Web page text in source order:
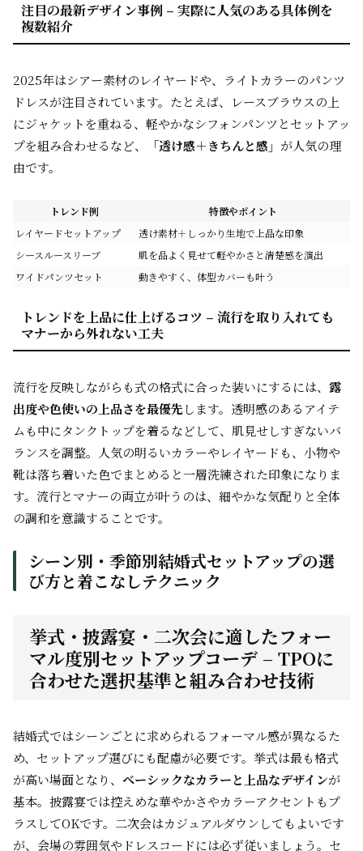
注目の最新デザイン事例 – 実際に人気のある具体例を
複数紹介
2025年はシアー素材のレイヤードや、ライトカラーのパンツ
ドレスが注目されています。たとえば、レースブラウスの上
にジャケットを重ねる、軽やかなシフォンパンツとセットアッ
プを組み合わせるなど、
「透け感＋きちんと感」 が人気の理
由です。
トレンド例
特徴やポイント
レイヤードセットアップ
透け素材＋しっかり生地で上品な印象
シースルースリーブ
肌を品よく見せて軽やかさと清楚感を演出
ワイドパンツセット
動きやすく、体型カバーも叶う
トレンドを上品に仕上げるコツ – 流行を取り入れても
マナーから外れない工夫
流行を反映しながらも式の格式に合った装いにするには、 露
出度や色使いの上品さを最優先します。透明感のあるアイテ
ムも中にタンクトップを着るなどして、肌見せしすぎないバ
ランスを調整。人気の明るいカラーやレイヤードも、小物や
靴は落ち着いた色でまとめると一層洗練された印象になりま
す。流行とマナーの両立が叶うのは、細やかな気配りと全体
の調和を意識することです。
シーン別・季節別結婚式セットアップの選
び方と着こなしテクニック
挙式・披露宴・二次会に適したフォー
マル度別セットアップコーデ – TPOに
合わせた選択基準と組み合わせ技術
結婚式ではシーンごとに求められるフォーマル感が異なるた
め、セットアップ選びにも配慮が必要です。挙式は最も格式
が高い場面となり、 ベーシックなカラーと上品なデザインが
基本。披露宴では控えめな華やかさやカラーアクセントもプ
ラスしてOKです。二次会はカジュアルダウンしてもよいです
が、会場の雰囲気やドレスコードには必ず従いましょう。セ